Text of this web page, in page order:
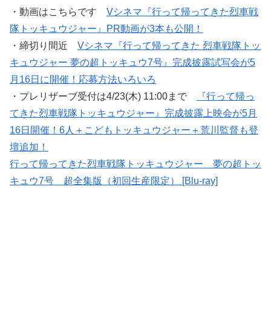
・動画はこちらです Vシネマ『行って帰ってきた烈車戦
隊トッキュウジャー』PR動画が3本も公開！
・締切り間近 Vシネマ『行って帰ってきた 烈車戦隊トッ
キュウジャー 夢の超トッキュウ7号』完成披露試写会が5
月16日に開催！応募方法いろいろ
・プレリザーブ受付は4/23(木) 11:00まで
『行って帰っ
てきた烈車戦隊トッキュウジャー』完成披露上映会が5月
16日開催！6人＋こどもトッキュウジャー＋荒川監督も登
壇追加！
行って帰ってきた烈車戦隊トッキュウジャー 夢の超トッ
キュウ7号 超全集版（初回生産限定） [Blu-ray]